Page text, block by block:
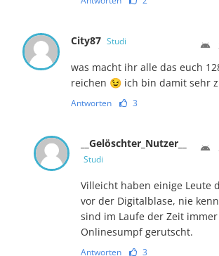
City87 Studi
was macht ihr alle das euch
reichen 😉 ich bin damit sehr
Antworten 3
__Gelöschter_Nutzer__
Studi
Villeicht haben einige Leute
vor der Digitalblase, nie
sind im Laufe der Zeit
Onlinesumpf gerutscht.
Antworten 3